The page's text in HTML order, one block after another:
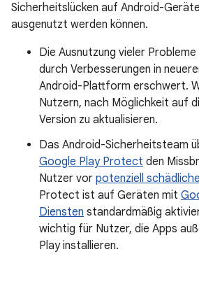
Sicherheitslücken auf Android-
ausgenutzt werden können.
Die Ausnutzung vieler
durch Verbesserungen in
Android-Plattform erschwert.
Nutzern, nach Möglichkeit auf
Version zu aktualisieren.
Das Android-Sicherheitsteam
Google Play Protect den
Nutzer vor potenziell
Protect ist auf Geräten mit
Diensten standardmäßig
wichtig für Nutzer, die Apps
Play installieren.